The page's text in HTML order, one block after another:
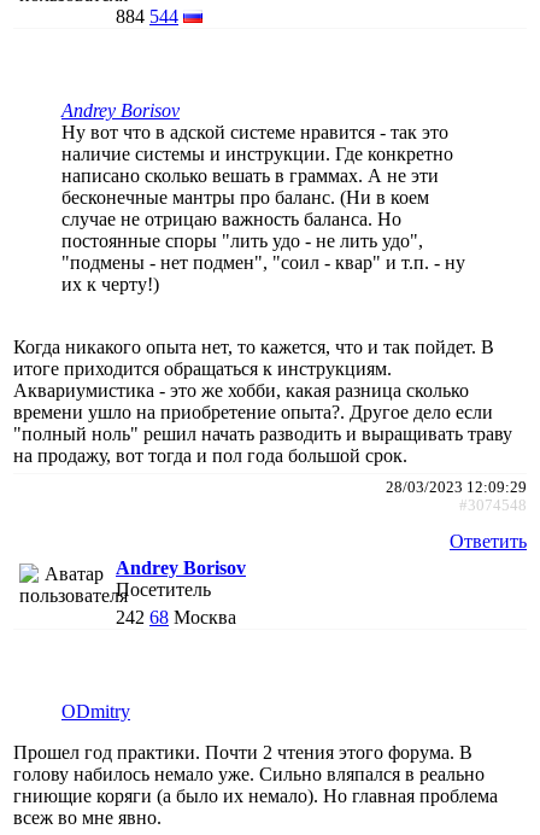
884 544
Andrey Borisov
Ну вот что в адской системе нравится - так это
наличие системы и инструкции. Где конкретно
написано сколько вешать в граммах. А не эти
бесконечные мантры про баланс. (Ни в коем
случае не отрицаю важность баланса. Но
постоянные споры "лить удо - не лить удо",
"подмены - нет подмен", "соил - квар" и т.п. - ну
их к черту!)
Когда никакого опыта нет, то кажется, что и так пойдет. В
итоге приходится обращаться к инструкциям.
Аквариумистика - это же хобби, какая разница сколько
времени ушло на приобретение опыта?. Другое дело если
"полный ноль" решил начать разводить и выращивать траву
на продажу, вот тогда и пол года большой срок.
28/03/2023 12:09:29
#3074548
Ответить
Andrey Borisov
Посетитель
242 68 Москва
ODmitry
Прошел год практики. Почти 2 чтения этого форума. В
голову набилось немало уже. Сильно вляпался в реально
гниющие коряги (а было их немало). Но главная проблема
всеж во мне явно.